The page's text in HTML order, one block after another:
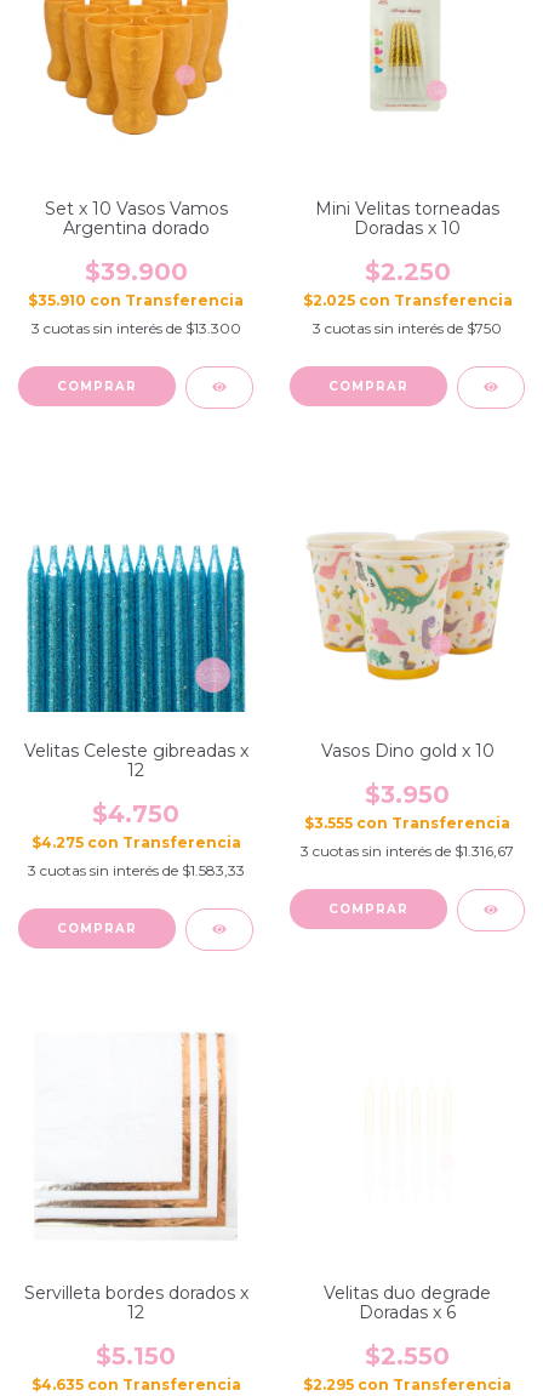
Set x 10 Vasos Vamos
Argentina dorado
$39.900
$35.910 con
3 cuotas sin interés de $13.300
Mini Velitas torneadas
Doradas x 10
$2.250
$2.025 con
3 cuotas sin interés de $750
Velitas Celeste gibreadas x
12
$4.750
$4.275 con
3 cuotas sin interés de $1.583,33
Vasos Dino gold x 10
$3.950
$3.555 con
3 cuotas sin interés de $1.316,67
Servilleta bordes dorados x
12
$5.150
$4.635 con
Velitas duo degrade
Doradas x 6
$2.550
$2.295 con